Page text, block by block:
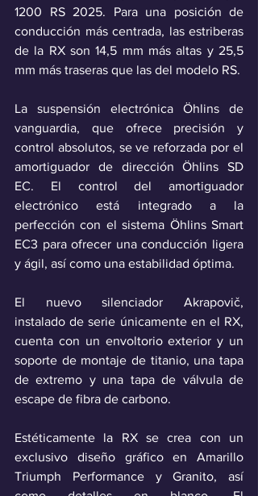
1200 RS 2025. Para una posición de
conducción más centrada, las estriberas
de la RX son 14,5 mm más altas y 25,5
mm más traseras que las del modelo RS.
La suspensión electrónica Öhlins de
vanguardia, que ofrece precisión y
control absolutos, se ve reforzada por el
amortiguador de dirección Öhlins SD
EC. El control del amortiguador
electrónico está integrado a la
perfección con el sistema Öhlins Smart
EC3 para ofrecer una conducción ligera
y ágil, así como una estabilidad óptima.
El nuevo silenciador Akrapovič,
instalado de serie únicamente en el RX,
cuenta con un envoltorio exterior y un
soporte de montaje de titanio, una tapa
de extremo y una tapa de válvula de
escape de fibra de carbono.
Estéticamente la RX se crea con un
exclusivo diseño gráfico en Amarillo
Triumph Performance y Granito, así